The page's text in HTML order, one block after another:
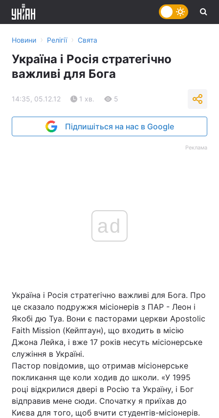
Новини › Релігії › Свята
Україна і Росія стратегічно
важливі для Бога
14:35, 05.12.12 1 хв. 5
Підпишіться на нас в Google
Реклама
ad
Україна і Росія стратегічно важливі для Бога. Про
це сказало подружжя місіонерів з ПАР - Леон і
Якобі дю Туа. Вони є пасторами церкви Apostolic
Faith Mission (Кейптаун), що входить в місію
Джона Лейка, і вже 17 років несуть місіонерське
служіння в Україні.
Пастор повідомив, що отримав місіонерське
покликання ще коли ходив до школи. «У 1995
році відкрилися двері в Росію та Україну, і Бог
відправив мене сюди. Спочатку я приїхав до
Києва для того, щоб вчити студентів-місіонерів.